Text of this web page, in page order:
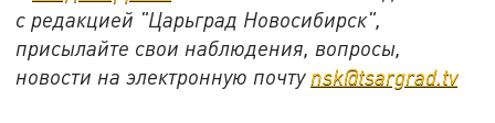
с редакцией "Царьград Новосибирск",
присылайте свои наблюдения, вопросы,
новости на электронную почту nsk@tsargrad.tv